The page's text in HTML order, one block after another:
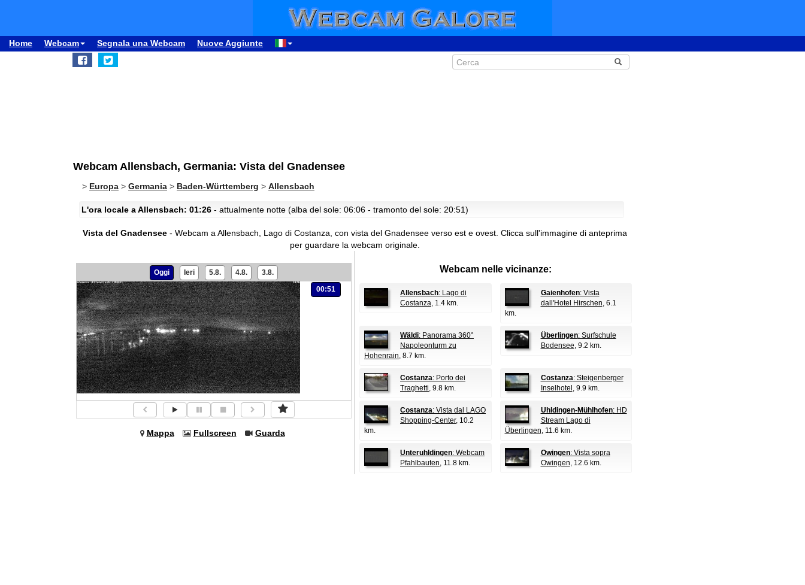
Home Webcam Segnala una Webcam Nuove Aggiunte
Webcam Allensbach, Germania: Vista del Gnadensee
> Europa > Germania > Baden-Württemberg > Allensbach
L'ora locale a Allensbach: 01:26 - attualmente notte (alba del sole: 06:06 - tramonto del sole: 20:51)
Vista del Gnadensee- Webcam a Allensbach, Lago di Costanza, con vista del Gnadensee verso est e ovest. Clicca sull'immagine di anteprima
per guardare la webcam originale.
Oggi Ieri 5.8. 4.8. 3.8.
00:51
Mappa Fullscreen Guarda
Webcam nelle vicinanze:
Allensbach: Lago di
Costanza, 1.4 km.
Gaienhofen: Vista
dall'Hotel Hirschen, 6.1
km.
Wäldi: Panorama 360°
Napoleonturm zu
Hohenrain, 8.7 km.
Überlingen: Surfschule
Bodensee, 9.2 km.
Costanza: Porto dei
Traghetti, 9.8 km.
Costanza: Steigenberger
Inselhotel , 9.9 km.
Costanza: Vista dal LAGO
Shopping-Center, 10.2
km.
Uhldingen-Mühlhofen: HD
Stream Lago di
Überlingen, 11.6 km.
Unteruhldingen: Webcam
Pfahlbauten, 11.8 km.
Owingen: Vista sopra
Owingen, 12.6 km.